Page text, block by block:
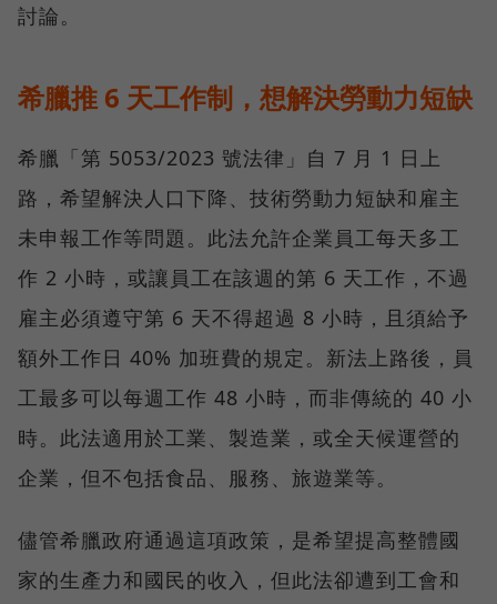
討論。
希臘推 6 天工作制，想解決勞動力短缺
希臘「第 5053/2023 號法律」自 7 月 1 日上
路，希望解決人口下降、技術勞動力短缺和雇主
未申報工作等問題。此法允許企業員工每天多工
作 2 小時，或讓員工在該週的第 6 天工作，不過
雇主必須遵守第 6 天不得超過 8 小時，且須給予
額外工作日 40% 加班費的規定。新法上路後，員
工最多可以每週工作 48 小時，而非傳統的 40 小
時。此法適用於工業、製造業，或全天候運營的
企業，但不包括食品、服務、旅遊業等。
儘管希臘政府通過這項政策，是希望提高整體國
家的生產力和國民的收入，但此法卻遭到工會和